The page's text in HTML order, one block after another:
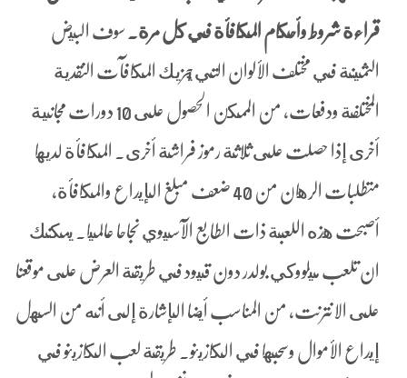
قراءة شروط وأحكام المكافأة في كل مرة. سوف البيض
الثمينة في مختلف الألوان التي يجزيك المكافآت النقدية
المختلفة ودفعات، من الممكن الحصول على 10 دورات مجانية
أخرى إذا حصلت على ثلاثة رموز فراشة أخرى. المكافأة لديها
متطلبات الرهان من 40 ضعف مبلغ الإيداع والمكافأة،
أصبحت هذه اللعبة ذات الطابع الآسيوي نجاحا عالميا. يمكنك
ان تلعب ميلووكي بولدر دون قيود في طريقة العرض على موقعنا
على الانترنت، من المناسب أيضا الإشارة إلى أنه من السهل
إيداع الأموال وسحبها في الكازينو. طريقة لعب الكازينو في